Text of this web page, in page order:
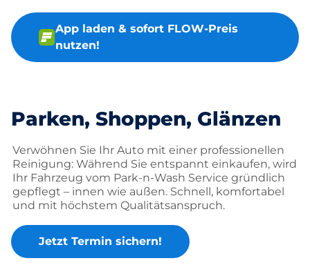
App laden & sofort FLOW-Preis
nutzen!
Parken, Shoppen, Glänzen
Verwöhnen Sie Ihr Auto mit einer professionellen
Reinigung: Während Sie entspannt einkaufen, wird
Ihr Fahrzeug vom Park-n-Wash Service gründlich
gepflegt – innen wie außen. Schnell, komfortabel
und mit höchstem Qualitätsanspruch.
Jetzt Termin sichern!